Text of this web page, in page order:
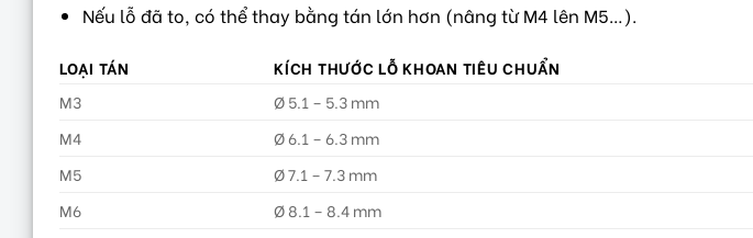
Nếu lỗ đã to, có thể thay bằng tán lớn hơn (nâng từ M4 lên M5…).
LOẠI TÁN
KÍCH THƯỚC LỖ KHOAN TIÊU CHUẨN
M3
Ø 5.1 – 5.3 mm
M4
Ø 6.1 – 6.3 mm
M5
Ø 7.1 – 7.3 mm
M6
Ø 8.1 – 8.4 mm